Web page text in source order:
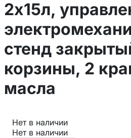
2х15л,
стенд
корзины, 2
масла
Нет в наличии
Нет в наличии